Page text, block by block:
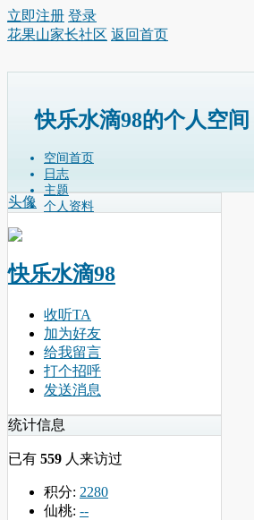
立即注册 登录
花果山家长社区 返回首页
快乐水滴98的个人空间
空间首页
日志
主题
个人资料
头像
快乐水滴98
收听TA
加为好友
给我留言
打个招呼
发送消息
统计信息
已有 559 人来访过
积分: 2280
仙桃: --